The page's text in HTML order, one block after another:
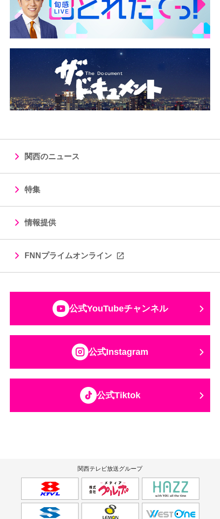
関西のニュース
特集
情報提供
FNNプライムオンライン
公式YouTubeチャンネル
公式Instagram
公式Tiktok
関西テレビ放送グループ